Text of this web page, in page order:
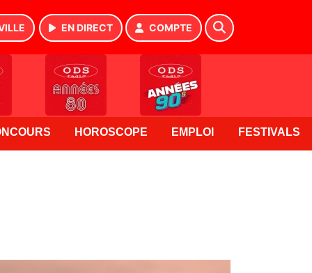
EN DIRECT COMPTE
HOROSCOPE EMPLOI FESTIVALS